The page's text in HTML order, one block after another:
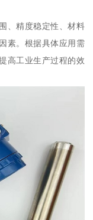
、精度稳定性、材料
素。根据具体应用需
高工业生产过程的效